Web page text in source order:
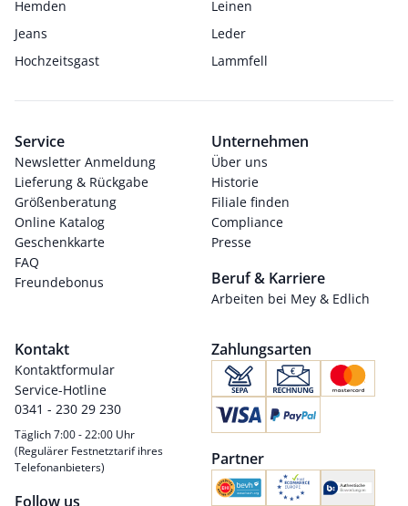
Hemden
Leinen
Jeans
Leder
Hochzeitsgast
Lammfell
Service
Newsletter Anmeldung
Lieferung & Rückgabe
Größenberatung
Online Katalog
Geschenkkarte
FAQ
Freundebonus
Unternehmen
Über uns
Historie
Filiale finden
Compliance
Presse
Beruf & Karriere
Arbeiten bei Mey & Edlich
Kontakt
Kontaktformular
Service-Hotline
0341 - 230 29 230
Täglich 7:00 - 22:00 Uhr
(Regulärer Festnetztarif ihres
Telefonanbieters)
Follow us
Zahlungsarten
Partner